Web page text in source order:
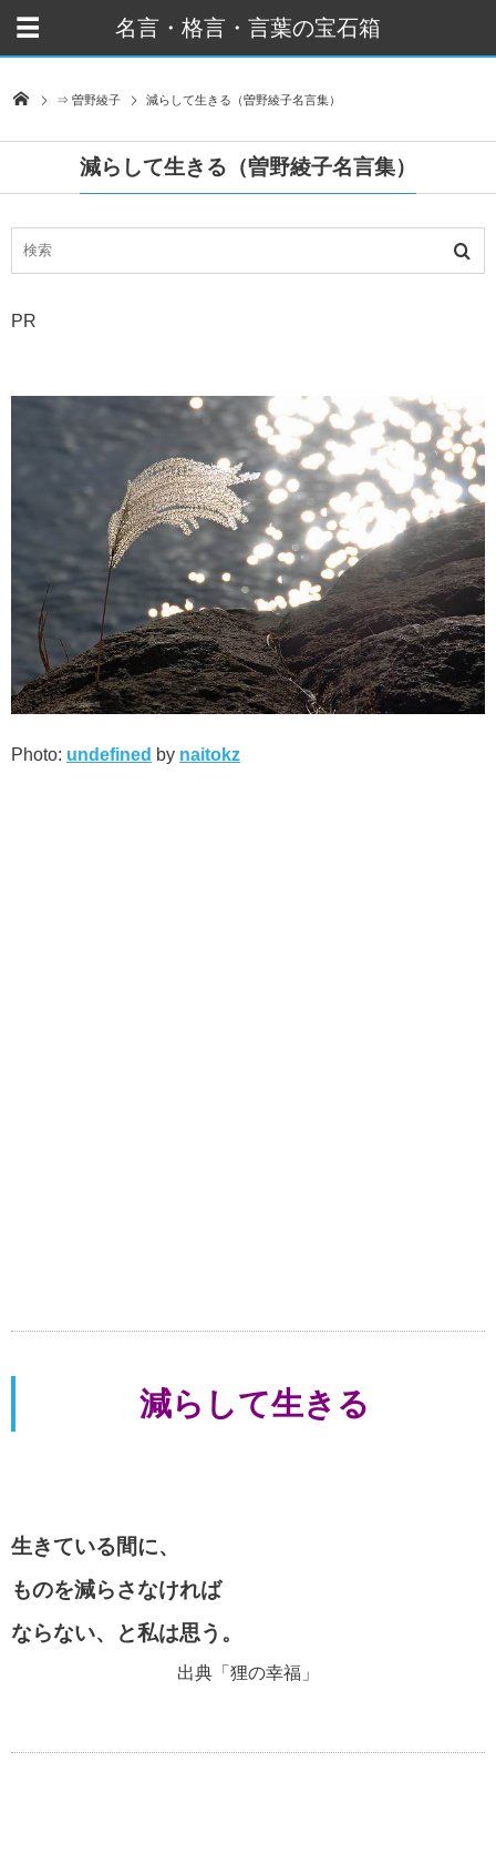
名言・格言・言葉の宝石箱
⇒ 曽野綾子 減らして生きる（曽野綾子名言集）
減らして生きる（曽野綾子名言集）
PR
Photo: undefined by naitokz
減らして生きる
生きている間に、
ものを減らさなければ
ならない、と私は思う。
出典「狸の幸福」